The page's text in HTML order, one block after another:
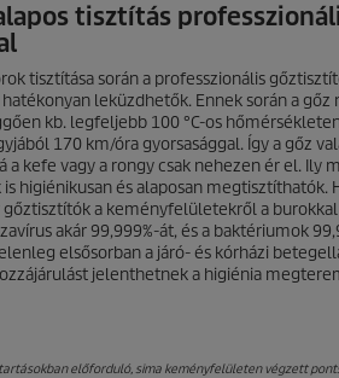
tisztítás
tisztítása során a professzionális
leküzdhetők. Ennek során a gőz
kb. legfeljebb 100 °C-os
170 km/óra gyorsasággal. Így a gőz
a kefe vagy a rongy csak nehezen ér el. Ily
higiénikusan és alaposan megtisztíthatók.
gőztisztítók a keményfelületekről a
akár 99,999%-át, és a baktériumok
elsősorban a járó- és kórházi
jelenthetnek a higiénia
előforduló, sima keményfelületen végzett